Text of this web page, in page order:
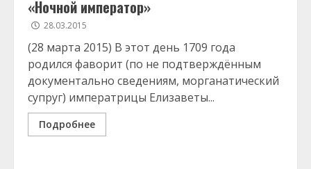
«Ночной император»
28.03.2015
(28 марта 2015) В этот день 1709 года
родился фаворит (по не подтверждённым
документально сведениям, морганатический
супруг) императрицы Елизаветы...
Подробнее